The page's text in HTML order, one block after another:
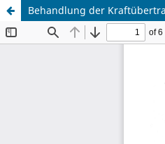
Behandlung der